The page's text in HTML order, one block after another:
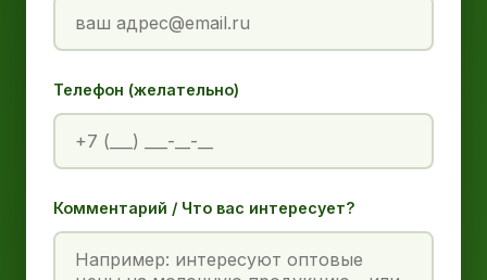
Телефон (желательно)
Комментарий / Что вас интересует?